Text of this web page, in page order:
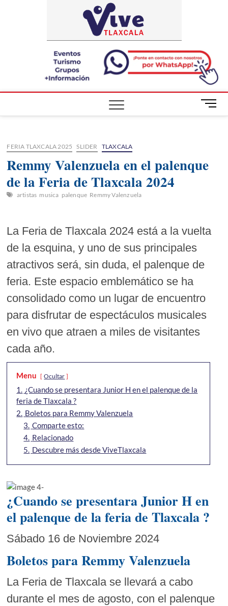
B
o
e
FERIA TLAXCALA 2025 SLIDER TLAXCALA
Remmy Valenzuela en el palenque
de la Feria de Tlaxcala 2024
artistas musica palenque Remmy Valenzuela
La Feria de Tlaxcala 2024 está a la vuelta
de la esquina, y uno de sus principales
atractivos será, sin duda, el palenque de
feria. Este espacio emblemático se ha
consolidado como un lugar de encuentro
para disfrutar de espectáculos musicales
en vivo que atraen a miles de visitantes
cada año.
Menu Ocultar
1. ¿Cuando se presentara Junior H en el palenque de la
feria de Tlaxcala ?
2. Boletos para Remmy Valenzuela
3. Comparte esto:
4. Relacionado
5. Descubre más desde ViveTlaxcala
¿Cuando se presentara Junior H en
el palenque de la feria de Tlaxcala ?
Sábado 16 de Noviembre 2024
Boletos para Remmy Valenzuela
La Feria de Tlaxcala se llevará a cabo
durante el mes de agosto, con el palenque